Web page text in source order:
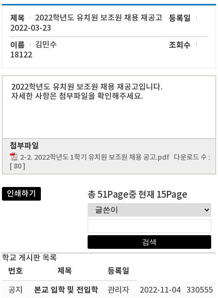
제목 2022학년도 유치원 보조원 채용 재공고 등록일
2022-03-23
이름 김민수 조회수
18122
2022학년도 유치원 보조원 채용 재공고입니다.
자세한 사항은 첨부파일을 확인해주세요.
첨부파일
2-2. 2022학년도 1학기 유치원 보조원 채용 공고.pdf 다운로드 수 :
[ 80 ]
인쇄하기 총 51Page중 현재 15Page
학교 게시판 목록
번호 제목 등록일
공지
본교 입학 및 전입학
관리자 2022-11-04 330555